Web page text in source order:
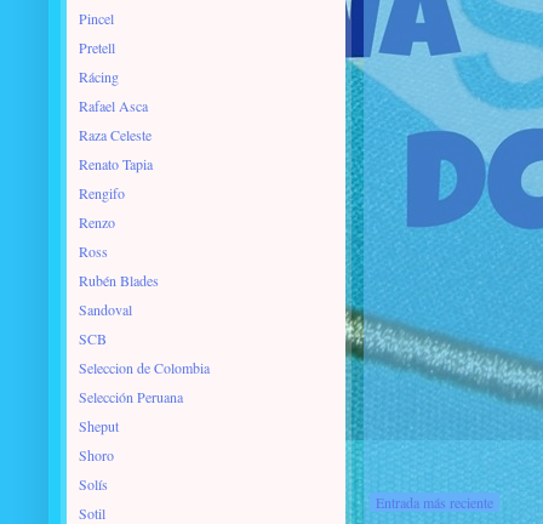
Entrada más reciente
Pincel
Pretell
Rácing
Rafael Asca
Raza Celeste
Renato Tapia
Rengifo
Renzo
Ross
Rubén Blades
Sandoval
SCB
Seleccion de Colombia
Selección Peruana
Sheput
Shoro
Solís
Sotil